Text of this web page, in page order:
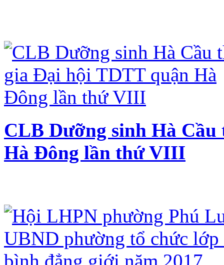
CLB Dưỡng sinh Hà
Hà Đông lần thứ VIII